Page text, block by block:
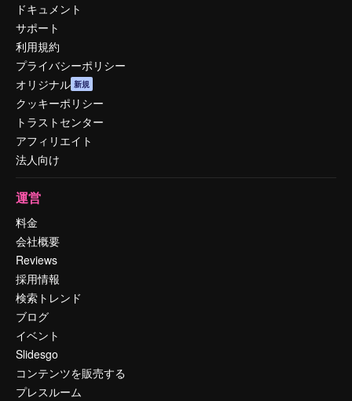
ドキュメント
サポート
利用規約
プライバシーポリシー
オリジナル 新規
クッキーポリシー
トラストセンター
アフィリエイト
法人向け
運営
料金
会社概要
Reviews
採用情報
検索トレンド
ブログ
イベント
Slidesgo
コンテンツを販売する
プレスルーム